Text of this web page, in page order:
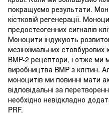
покращуємо результати.
кістковій регенерації.
предостеогенних сигналів
Моноцити індукують
мезінхімальних
BMP-2 рецептори, і отже
виробництва BMP з клітин.
моноцитів ми повинні мати
відповідальні за
необхідно невідкладно
PRF.